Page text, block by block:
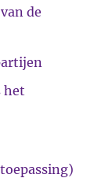
de
het